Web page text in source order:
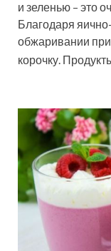
и зеленью – это
Благодаря
обжаривании
корочку.